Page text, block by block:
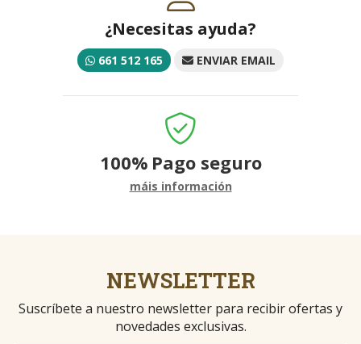
¿Necesitas ayuda?
661 512 165 ENVIAR EMAIL
100% Pago seguro
máis información
NEWSLETTER
Suscríbete a nuestro newsletter para recibir ofertas y
novedades exclusivas.